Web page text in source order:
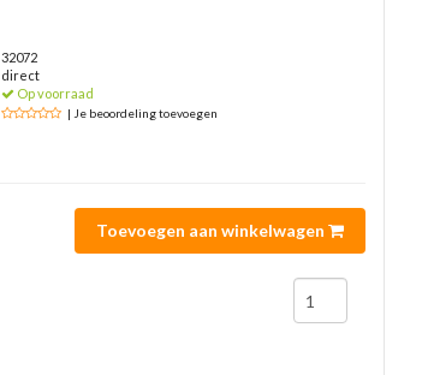
32072
direct
Op voorraad
| Je beoordeling toevoegen
Toevoegen aan winkelwagen